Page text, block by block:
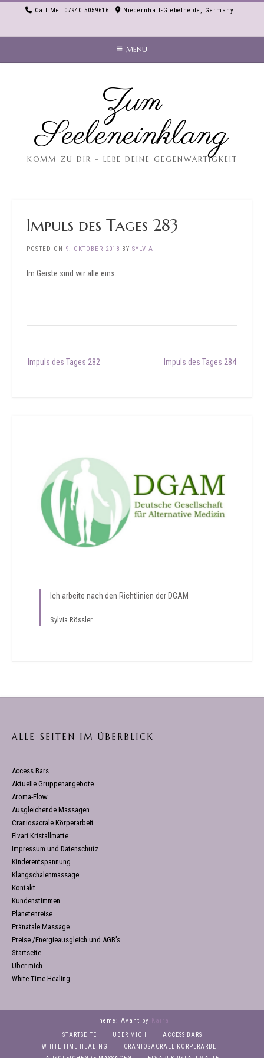
Call Me: 07940 5059616 Niedernhall-Giebelheide, Germany
MENU
Zum
Seeleneinklang
KOMM ZU DIR – LEBE DEINE GEGENWÄRTIGKEIT
Impuls des Tages 283
POSTED ON 9. OKTOBER 2018 BY SYLVIA
Im Geiste sind wir alle eins.
navigation
Impuls des Tages 282 Impuls des Tages 284
Ich arbeite nach den Richtlinien der DGAM
Sylvia Rössler
ALLE SEITEN IM ÜBERBLICK
Access Bars
Aktuelle Gruppenangebote
Aroma-Flow
Ausgleichende Massagen
Craniosacrale Körperarbeit
Elvari Kristallmatte
Impressum und Datenschutz
Kinderentspannung
Klangschalenmassage
Kontakt
Kundenstimmen
Planetenreise
Pränatale Massage
Preise /Energieausgleich und AGB’s
Startseite
Über mich
White Time Healing
Theme: Avant by Kaira
STARTSEITE ÜBER MICH
ACCESS BARS
WHITE TIME HEALING
CRANIOSACRALE KÖRPERARBEIT